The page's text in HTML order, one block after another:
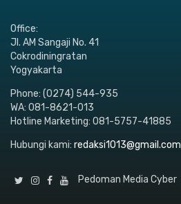
Office:
Jl. AM Sangaji No. 41
Cokrodiningratan
Yogyakarta
Phone: (0274) 544-935
WA: 081-8621-013
Hotline Marketing: 081-5757-41885
Hubungi kami: redaksi1013@gmail.com
Pedoman Media Cyber